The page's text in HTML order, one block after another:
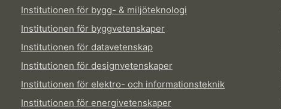
Institutionen för bygg- & miljöteknologi
Institutionen för byggvetenskaper
Institutionen för datavetenskap
Institutionen för designvetenskaper
Institutionen för elektro- och informationsteknik
Institutionen för energivetenskaper